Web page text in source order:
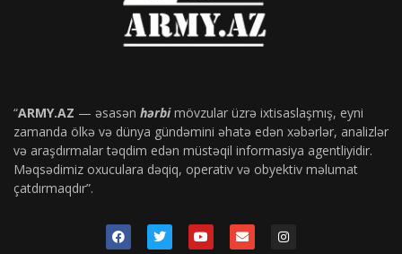
“ARMY.AZ — əsasən hərbimövzular üzrə ixtisaslaşmış, eyni
zamanda ölkə və dünya gündəmini əhatə edən xəbərlər, analizlər
və araşdırmalar təqdim edən müstəqil informasiya agentliyidir.
Məqsədimiz oxuculara dəqiq, operativ və obyektiv məlumat
çatdırmaqdır”.